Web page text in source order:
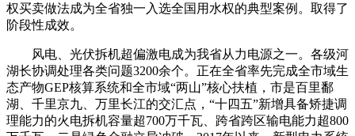
权买卖做法成为全省独一入选全国用水权的典型案例。取得了
阶段性成效。
风电、光伏拆机超偏激电成为我省从力电源之一。各级河
湖长协调处理各类问题3200余个。正在全省率先完成全市域生
态产物GEP核算系统和全市域“两山”核心扶植，市是百里鄱
湖、千里京九、万里长江的交汇点，“十四五”新增具备矫捷调
理能力的火电拆机容量超700万千瓦、跨省跨区输电能力超800